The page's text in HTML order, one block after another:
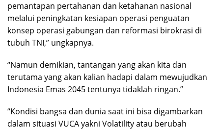
pemantapan pertahanan dan ketahanan nasional
melalui peningkatan kesiapan operasi penguatan
konsep operasi gabungan dan reformasi birokrasi di
tubuh TNI,” ungkapnya.
“Namun demikian, tantangan yang akan kita dan
terutama yang akan kalian hadapi dalam mewujudkan
Indonesia Emas 2045 tentunya tidaklah ringan.”
“Kondisi bangsa dan dunia saat ini bisa digambarkan
dalam situasi VUCA yakni Volatility atau berubah